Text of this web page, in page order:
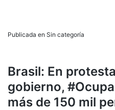
Publicada en Sin categoría
Brasil: En
gobierno,
más de 150 mil